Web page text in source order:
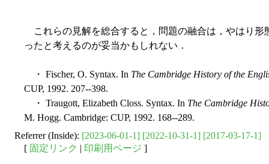
これらの見解を総合すると，問題の融合は，やはり形
ったと考えるのが妥当かもしれない．
・ Fischer, O. Syntax. In The Cambridge History of the
CUP, 1992. 207--398.
・ Traugott, Elizabeth Closs. Syntax. In The Cambridge
M. Hogg. Cambridge: CUP, 1992. 168--289.
Referrer (Inside): [2023-06-01-1] [2022-10-31-1] [2017-03-17-1]
[ 固定リンク | 印刷用ページ ]